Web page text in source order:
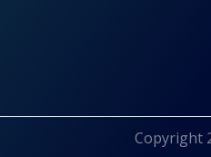
Copyright